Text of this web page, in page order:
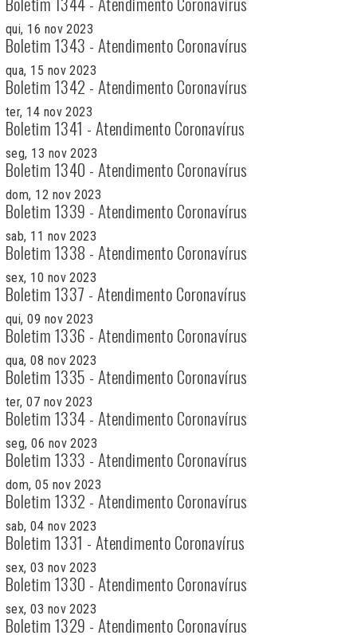
qui, 16 nov 2023
Boletim 1343 - Atendimento Coronavírus
qua, 15 nov 2023
Boletim 1342 - Atendimento Coronavírus
ter, 14 nov 2023
Boletim 1341 - Atendimento Coronavírus
seg, 13 nov 2023
Boletim 1340 - Atendimento Coronavírus
dom, 12 nov 2023
Boletim 1339 - Atendimento Coronavírus
sab, 11 nov 2023
Boletim 1338 - Atendimento Coronavírus
sex, 10 nov 2023
Boletim 1337 - Atendimento Coronavírus
qui, 09 nov 2023
Boletim 1336 - Atendimento Coronavírus
qua, 08 nov 2023
Boletim 1335 - Atendimento Coronavírus
ter, 07 nov 2023
Boletim 1334 - Atendimento Coronavírus
seg, 06 nov 2023
Boletim 1333 - Atendimento Coronavírus
dom, 05 nov 2023
Boletim 1332 - Atendimento Coronavírus
sab, 04 nov 2023
Boletim 1331 - Atendimento Coronavírus
sex, 03 nov 2023
Boletim 1330 - Atendimento Coronavírus
sex, 03 nov 2023
Boletim 1329 - Atendimento Coronavírus